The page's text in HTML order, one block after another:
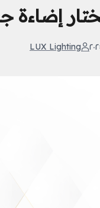
إضاءة
LUX Lighting